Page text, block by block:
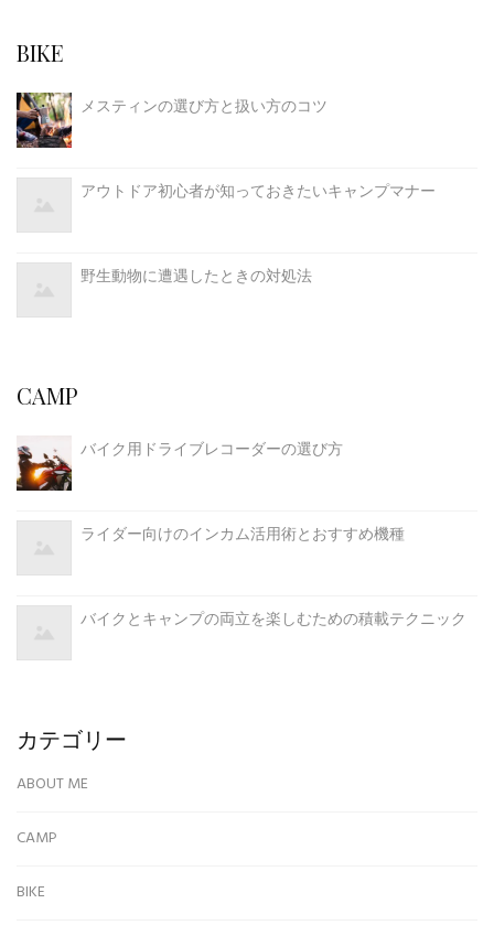
BIKE
メスティンの選び方と扱い方のコツ
アウトドア初心者が知っておきたいキャンプマナー
野生動物に遭遇したときの対処法
CAMP
バイク用ドライブレコーダーの選び方
ライダー向けのインカム活用術とおすすめ機種
バイクとキャンプの両立を楽しむための積載テクニック
カテゴリー
ABOUT ME
CAMP
BIKE